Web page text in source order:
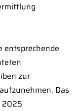
entsprechende
zur
Das
2025